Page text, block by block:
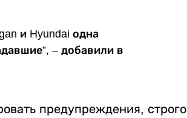
и Hyundai одна
– добавили в
предупреждения, строго